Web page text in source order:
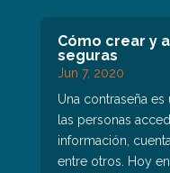
Cómo crear y
seguras
Jun 7, 2020
Una contraseña
las personas
información,
entre otros. Hoy